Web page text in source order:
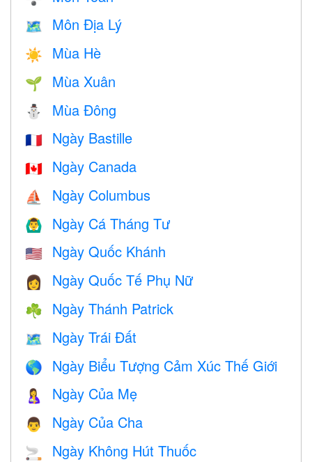
🗺 Môn Địa Lý
☀️ Mùa Hè
🌱 Mùa Xuân
⛄ Mùa Đông
🇫🇷 Ngày Bastille
🇨🇦 Ngày Canada
⛵️ Ngày Columbus
🙆‍♂️ Ngày Cá Tháng Tư
🇺🇸 Ngày Quốc Khánh
👩 Ngày Quốc Tế Phụ Nữ
☘️ Ngày Thánh Patrick
🗺️ Ngày Trái Đất
🌎 Ngày Biểu Tượng Cảm Xúc Thế Giới
🤱 Ngày Của Mẹ
👨 Ngày Của Cha
🚬 Ngày Không Hút Thuốc